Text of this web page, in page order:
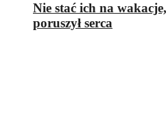
Nie stać ich na
poruszył serca